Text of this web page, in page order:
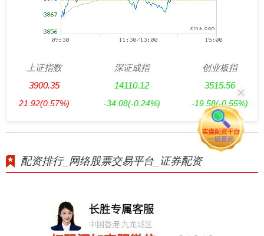
上证指数
3900.35
21.92(0.57%)
深证成指
14110.12
-34.08(-0.24%)
创业板指
3515.56
-19.58(-0.55%)
配资排行_网络股票交易平台_证券配资